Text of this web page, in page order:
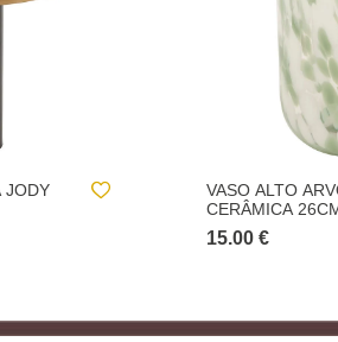
CANDEEIRO DE
PRETO
13.00 €